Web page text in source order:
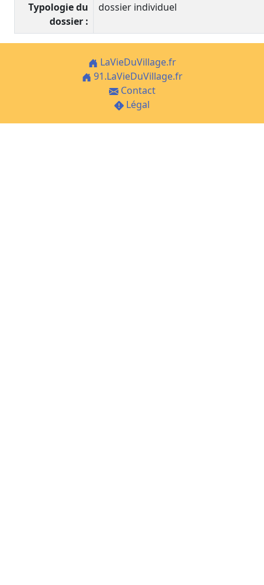
Typologie du
dossier :
dossier individuel
LaVieDuVillage.fr
91.LaVieDuVillage.fr
Contact
Légal